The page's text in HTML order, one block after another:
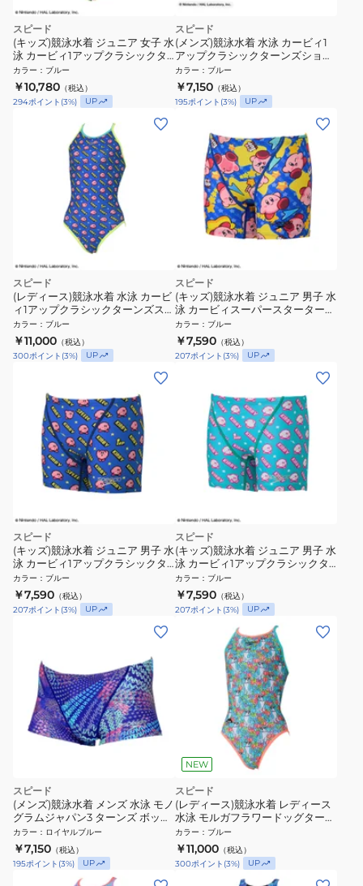
スピード
(キッズ)競泳水着 ジュニア 女子 水
泳 カービィ1アップクラシックタ
ーンズスーツ STG02603 BL
カラー ： ブルー
￥10,780 （税込）
294ポイント (3%) UP
スピード
(メンズ)競泳水着 水泳 カービィ1
アップクラシックターンズショー
トボックス ST42603 TQ
カラー ： ブルー
￥7,150 （税込）
195ポイント (3%) UP
スピード
(レディース)競泳水着 水泳 カービ
ィ1アップクラシックターンズスー
ツ STW02603 BL
カラー ： ブルー
￥11,000 （税込）
300ポイント (3%) UP
スピード
(キッズ)競泳水着 ジュニア 男子 水
泳 カービィスーパースターターン
ズハーフボックス STB52601 BL
カラー ： ブルー
￥7,590 （税込）
207ポイント (3%) UP
スピード
(キッズ)競泳水着 ジュニア 男子 水
泳 カービィ1アップクラシックタ
ーンズハーフボックス STB52603
BL
カラー ： ブルー
￥7,590 （税込）
207ポイント (3%) UP
スピード
(キッズ)競泳水着 ジュニア 男子 水
泳 カービィ1アップクラシックタ
ーンズハーフボックス STB52603
TQ
カラー ： ブルー
￥7,590 （税込）
207ポイント (3%) UP
スピード
(メンズ)競泳水着 メンズ 水泳 モノ
グラムジャパン3 ターンズ ボック
ス ST52608 RB
カラー ： ロイヤルブルー
￥7,150 （税込）
195ポイント (3%) UP
NEW
スピード
(レディース)競泳水着 レディース
水泳 モルガフラワードッグターン
ズスーツ STW02659MU BL
カラー ： ブルー
￥11,000 （税込）
300ポイント (3%) UP